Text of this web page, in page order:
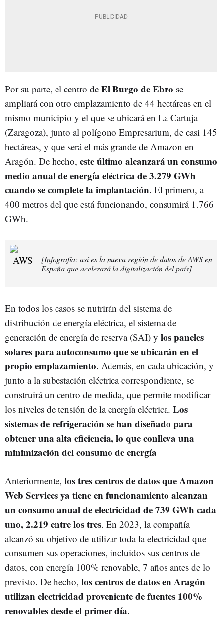
Por su parte, el centro de El Burgo de Ebro se
ampliará con otro emplazamiento de 44 hectáreas en el
mismo municipio y el que se ubicará en La Cartuja
(Zaragoza), junto al polígono Empresarium, de casi 145
hectáreas, y que será el más grande de Amazon en
Aragón. De hecho, este último alcanzará un consumo
medio anual de energía eléctrica de 3.279 GWh
cuando se complete la implantación. El primero, a
400 metros del que está funcionando, consumirá 1.766
GWh.
[Infografía: así es la nueva región de datos de AWS en
España que acelerará la digitalización del país]
En todos los casos se nutrirán del sistema de
distribución de energía eléctrica, el sistema de
generación de energía de reserva (SAI) y los paneles
solares para autoconsumo que se ubicarán en el
propio emplazamiento. Además, en cada ubicación, y
junto a la subestación eléctrica correspondiente, se
construirá un centro de medida, que permite modificar
los niveles de tensión de la energía eléctrica. Los
sistemas de refrigeración se han diseñado para
obtener una alta eficiencia, lo que conlleva una
minimización del consumo de energía
Anteriormente, los tres centros de datos que Amazon
Web Services ya tiene en funcionamiento alcanzan
un consumo anual de electricidad de 739 GWh cada
uno, 2.219 entre los tres. En 2023, la compañía
alcanzó su objetivo de utilizar toda la electricidad que
consumen sus operaciones, incluidos sus centros de
datos, con energía 100% renovable, 7 años antes de lo
previsto. De hecho, los centros de datos en Aragón
utilizan electricidad proveniente de fuentes 100%
renovables desde el primer día.